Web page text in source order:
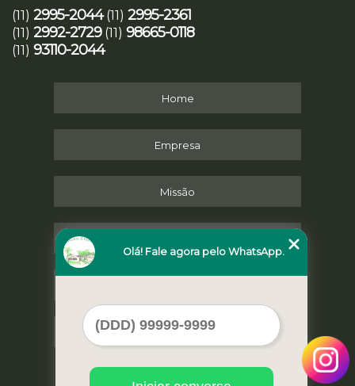
(11) 2995-2044 (11) 2995-2361
(11) 2992-2729 (11) 98665-0118
(11) 93110-2044
Home
Empresa
Missão
Mapa do site
Olá! Fale agora pelo WhatsApp.